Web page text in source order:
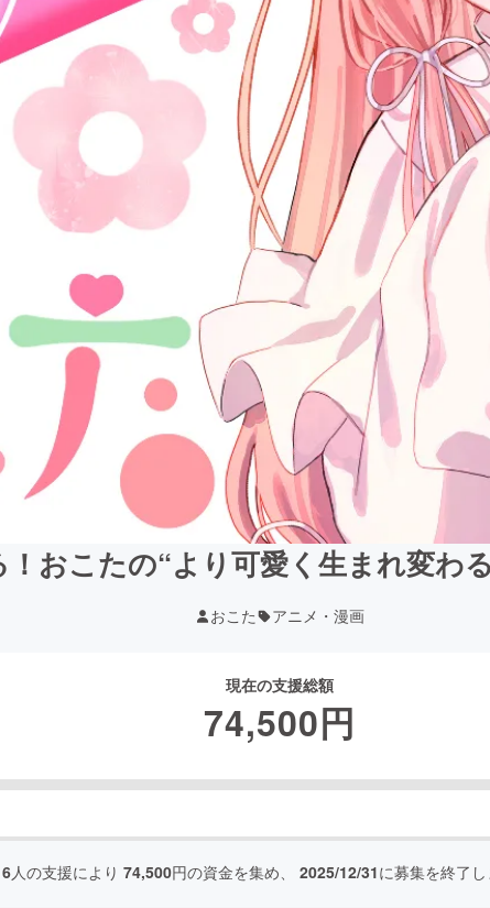
おこたの“より可愛く生まれ変わ
おこた アニメ・漫画
現在の支援総額
74,500円
6人の支援により 74,500円の資金を集め、 2025/12/31に募集を終了し